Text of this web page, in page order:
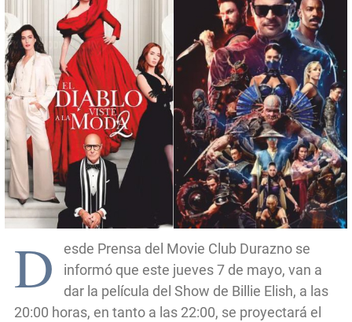
D
esde Prensa del Movie Club Durazno se
informó que este jueves 7 de mayo, van a
dar la película del Show de Billie Elish, a las
20:00 horas, en tanto a las 22:00, se proyectará el